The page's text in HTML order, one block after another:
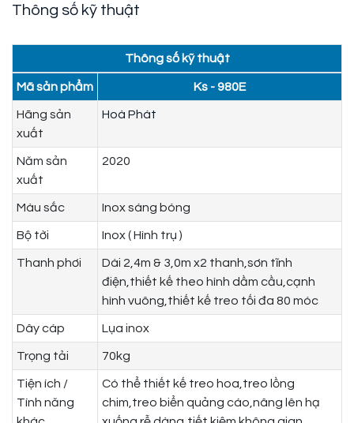
Thông số kỹ thuật
Thông số kỹ thuật
Mã sản phẩm Ks - 980E
Hãng sản
xuất
Hoà Phát
Năm sản
xuất
2020
Màu sắc Inox sáng bóng
Bộ tời Inox ( Hình trụ )
Thanh phơi
Dài 2,4m & 3,0m x2 thanh,sơn tĩnh
điện,thiết kế theo hình dầm cầu,cạnh
hình vuông,thiết kế treo tối đa 80 móc
Dây cáp Lụa inox
Trọng tải 70kg
Tiện ích /
Tính năng
Có thể thiết kế treo hoa,treo lồng
chim,treo biển quảng cáo,nâng lên hạ